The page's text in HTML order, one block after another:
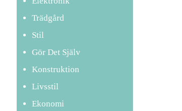
Trädgård
Stil
Gör Det Själv
Konstruktion
Livsstil
Ekonomi